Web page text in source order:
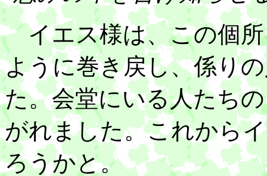
イエス様は、この個所
ように巻き戻し、係り
た。会堂にいる人たち
がれました。これから
ろうかと。